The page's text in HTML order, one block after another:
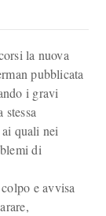
la nuova
pubblicata
i gravi
quali nei
di
e avvisa